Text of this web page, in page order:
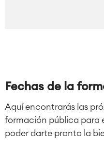
Fechas de la
Aquí encontrarás las
formación pública para
poder darte pronto la